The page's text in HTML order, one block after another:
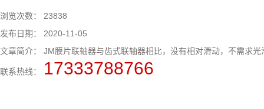
浏览次数： 23838
发布日期： 2020-11-05
文章简介： JM膜片联轴器与齿式联轴器相比，没有相对滑动，不需求
联系热线： 17333788766